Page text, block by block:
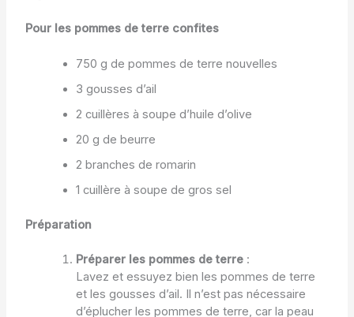
Pour les pommes de terre confites
750 g de pommes de terre nouvelles
3 gousses d’ail
2 cuillères à soupe d’huile d’olive
20 g de beurre
2 branches de romarin
1 cuillère à soupe de gros sel
Préparation
Préparer les pommes de terre:
Lavez et essuyez bien les pommes de terre
et les gousses d’ail. Il n’est pas nécessaire
d’éplucher les pommes de terre, car la peau